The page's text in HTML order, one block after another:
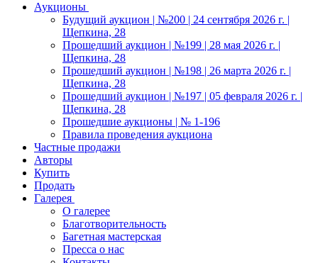
Аукционы
Будущий аукцион | №200 | 24 сентября 2026 г. |
Щепкина, 28
Прошедший аукцион | №199 | 28 мая 2026 г. |
Щепкина, 28
Прошедший аукцион | №198 | 26 марта 2026 г. |
Щепкина, 28
Прошедший аукцион | №197 | 05 февраля 2026 г. |
Щепкина, 28
Прошедшие аукционы | № 1-196
Правила проведения аукциона
Частные продажи
Авторы
Купить
Продать
Галерея
О галерее
Благотворительность
Багетная мастерская
Пресса о нас